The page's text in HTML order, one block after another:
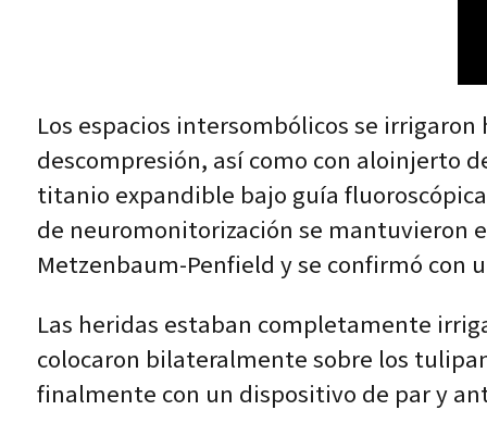
Los espacios intersombólicos se
descompresión, así como con aloinjerto
titanio expandible bajo guía
de neuromonitorización se mantuvieron
Metzenbaum-Penfield y se confirmó con
Las heridas estaban completamente
colocaron bilateralmente sobre los
finalmente con un dispositivo de par y